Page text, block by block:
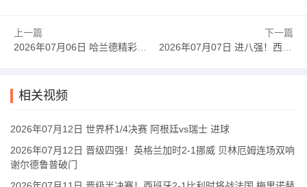
上一篇
2026年07月06日 哈兰德精彩双响！挪威2-1淘汰五星巴西 内马尔点射吉马良斯失点
下一篇
2026年07月07日 进八强！西班牙1-0淘汰葡萄牙 梅里诺91分钟绝杀41岁C罗最后一舞
相关视频
2026年07月12日 世界杯1/4决赛 阿根廷vs瑞士 进球
2026年07月12日 晋级四强！英格兰加时2-1挪威 贝林厄姆连场双响
谢尔德鲁普破门